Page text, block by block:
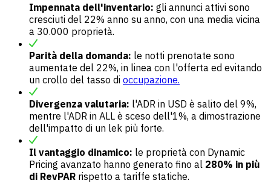
Impennata dell'inventario: gli annunci attivi sono
cresciuti del 22% anno su anno, con una media vicina
a 30.000 proprietà.
Parità della domanda: le notti prenotate sono
aumentate del 22%, in linea con l'offerta ed evitando
un crollo del tasso di occupazione.
Divergenza valutaria: l'ADR in USD è salito del 9%,
mentre l'ADR in ALL è sceso dell'1%, a dimostrazione
dell'impatto di un lek più forte.
Il vantaggio dinamico: le proprietà con Dynamic
Pricing avanzato hanno generato fino al 280% in più
di RevPAR rispetto a tariffe statiche.